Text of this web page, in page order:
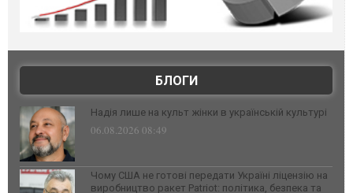
БЛОГИ
Надія лише на культ жінки в українській культурі
06.08.2026 08:49
Чому США не готові передати Україні ліцензію на
виробництво ракет Patriot: політика, безпека та